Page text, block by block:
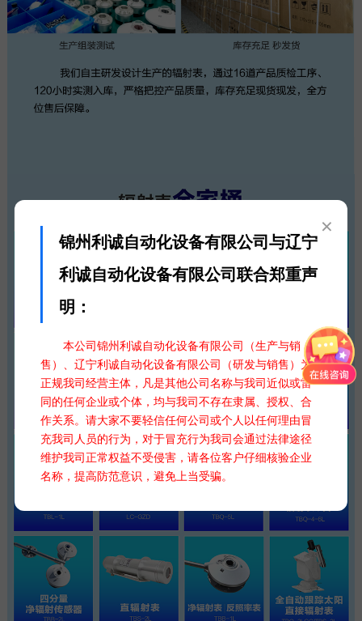
×
锦州利诚自动化设备有限公司与辽宁
利诚自动化设备有限公司联合郑重声
明：
本公司锦州利诚自动化设备有限公司（生产与销
售）、辽宁利诚自动化设备有限公司（研发与销售）为
正规我司经营主体，凡是其他公司名称与我司近似或雷
同的任何企业或个体，均与我司不存在隶属、授权、合
作关系。请大家不要轻信任何公司或个人以任何理由冒
充我司人员的行为，对于冒充行为我司会通过法律途径
维护我司正常权益不受侵害，请各位客户仔细核验企业
名称，提高防范意识，避免上当受骗。